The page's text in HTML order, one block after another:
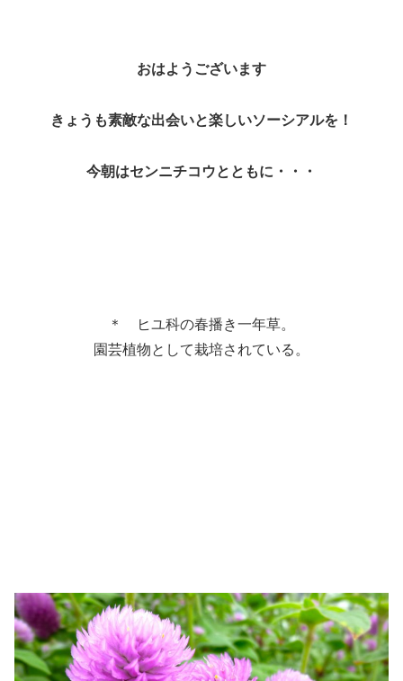
おはようございます
きょうも素敵な出会いと楽しいソーシアルを！
今朝はセンニチコウとともに・・・
＊ ヒユ科の春播き一年草。
園芸植物として栽培されている。